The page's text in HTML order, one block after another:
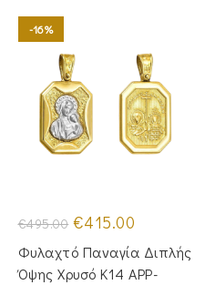
-16%
€495.00 Original
price
was:
€495.00.
€415.00
τιμή
είναι:
€415.00.
Φυλαχτό Παναγία Διπλής
Όψης Χρυσό Κ14 APP-